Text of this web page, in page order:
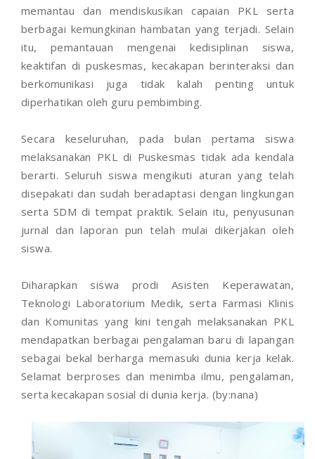
memantau dan mendiskusikan capaian PKL serta
berbagai kemungkinan hambatan yang terjadi. Selain
itu, pemantauan mengenai kedisiplinan siswa,
keaktifan di puskesmas, kecakapan berinteraksi dan
berkomunikasi juga tidak kalah penting untuk
diperhatikan oleh guru pembimbing.
Secara keseluruhan, pada bulan pertama siswa
melaksanakan PKL di Puskesmas tidak ada kendala
berarti. Seluruh siswa mengikuti aturan yang telah
disepakati dan sudah beradaptasi dengan lingkungan
serta SDM di tempat praktik. Selain itu, penyusunan
jurnal dan laporan pun telah mulai dikerjakan oleh
siswa.
Diharapkan siswa prodi Asisten Keperawatan,
Teknologi Laboratorium Medik, serta Farmasi Klinis
dan Komunitas yang kini tengah melaksanakan PKL
mendapatkan berbagai pengalaman baru di lapangan
sebagai bekal berharga memasuki dunia kerja kelak.
Selamat berproses dan menimba ilmu, pengalaman,
serta kecakapan sosial di dunia kerja. (by:nana)